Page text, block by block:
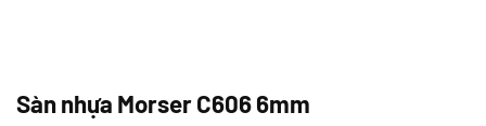
Sàn nhựa Morser C606 6mm